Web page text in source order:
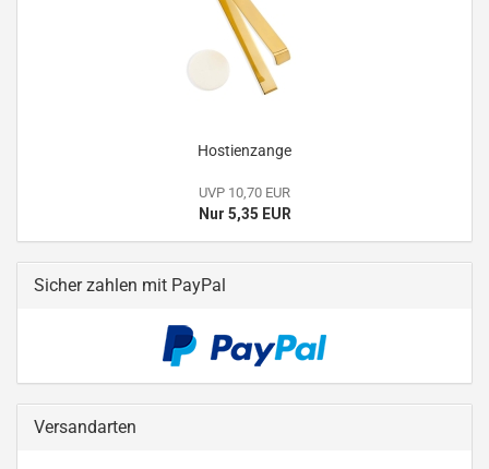
Hostienzange
UVP 10,70 EUR
Nur 5,35 EUR
Sicher zahlen mit PayPal
Versandarten